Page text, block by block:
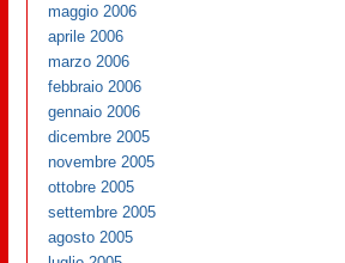
maggio 2006
aprile 2006
marzo 2006
febbraio 2006
gennaio 2006
dicembre 2005
novembre 2005
ottobre 2005
settembre 2005
agosto 2005